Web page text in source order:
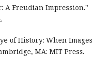
A Freudian Impression."
of History: When Images
MA: MIT Press.